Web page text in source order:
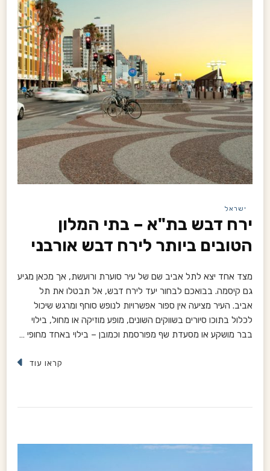
ישראל
ירח דבש בת"א – בתי המלון
הטובים ביותר לירח דבש אורבני
מצד אחד יצא לתל אביב שם של עיר סוערת ורועשת, אך מכאן מגיע
גם קיסמה. בבואכם לבחור יעד לירח דבש, אל תבטלו את תל
אביב. העיר מציעה אין ספור אפשרויות לנופש סוחף ומרגש שיכול
לכלול בתוכו סיורים בשווקים השונים, מופע מוזיקה או מחול, בילוי
בבר מושקע או מסעדת שף מפורסמת וכמובן – בילוי באחד מחופי …
קראו עוד